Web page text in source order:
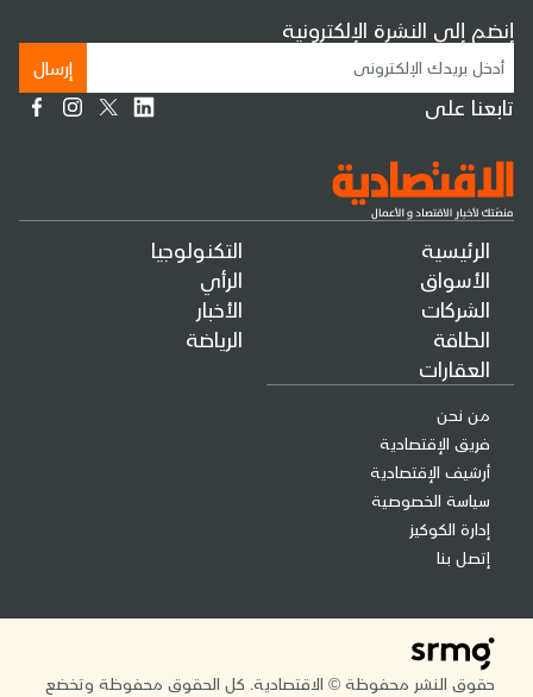
الرئيسية
الأسواق
الشركات
الطاقة
العقارات
التكنولوجيا
الرأي
الأخبار
الرياضة
من نحن
فريق الإقتصادية
أرشيف الإقتصادية
سياسة الخصوصية
إدارة الكوكيز
إتصل بنا
إنضم إلى النشرة الإلكترونية
إرسال
تابعنا على
حقوق النشر محفوظة © الاقتصادية. كل الحقوق محفوظة وتخضع